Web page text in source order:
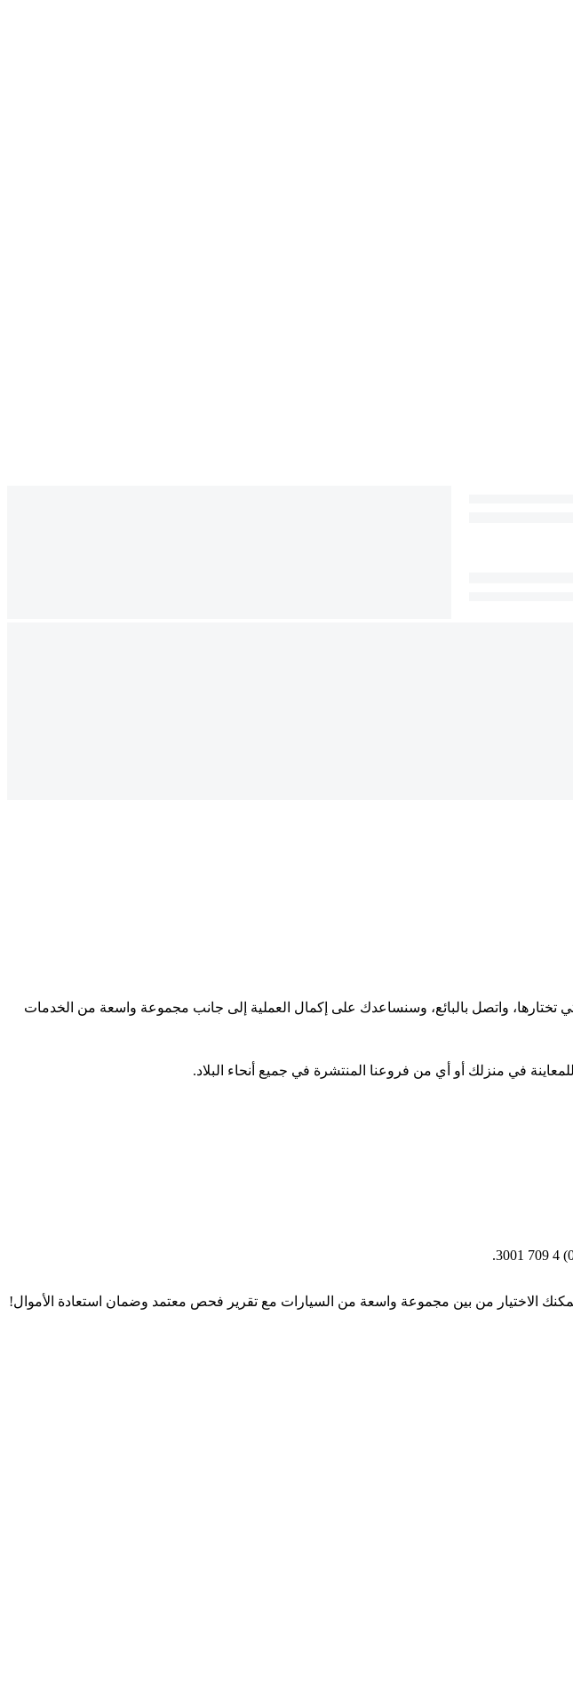
واتصل بالبائع، وسنساعدك على إكمال العملية إلى جانب مجموعة واسعة من الخدمات
في منزلك أو أي من فروعنا المنتشرة في جميع أنحاء البلاد.